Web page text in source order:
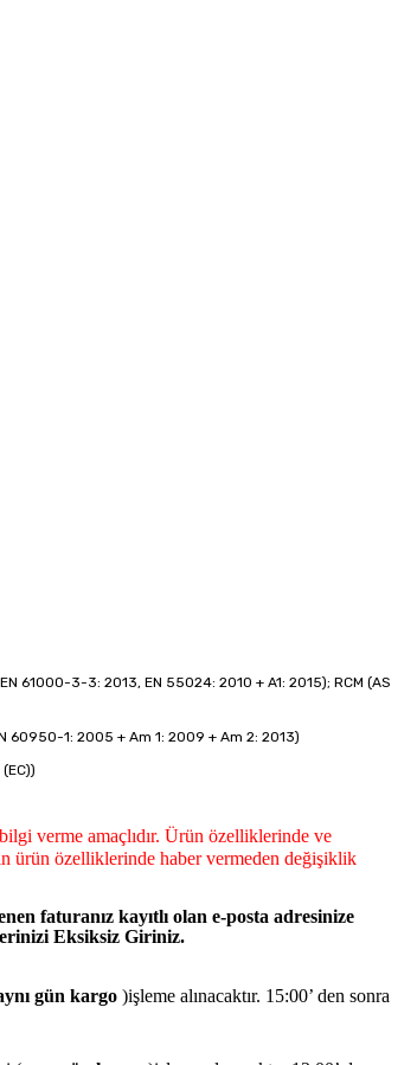
61000-3-3: 2013, EN 55024: 2010 + A1: 2015); RCM (AS
60950-1: 2005 + Am 1: 2009 + Am 2: 2013)
verme amaçlıdır. Ürün özelliklerinde ve
ürün özelliklerinde haber vermeden değişiklik
faturanız kayıtlı olan e-posta adresinize
Eksiksiz Giriniz.
gün kargo )işleme alınacaktır. 15:00’ den sonra